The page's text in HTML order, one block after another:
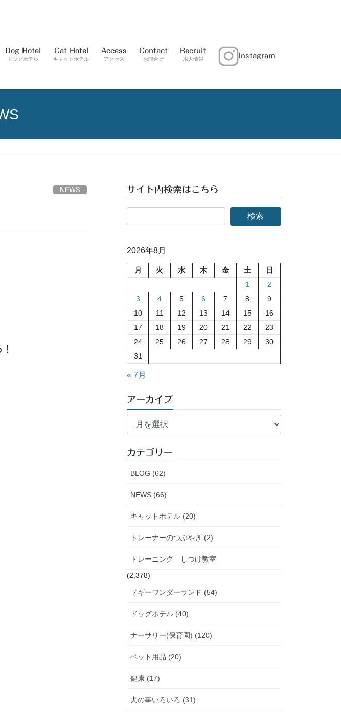
Dog Hotel
ドッグホテル
Cat Hotel
キャットホテル
Access
アクセス
Contact
お問合せ
Recruit
求人情報 Instagram
NEWS サイト内検索はこちら
2026年8月
月 火 水 木 金 土
日
1
2
3
4 5 6 7 8
9
10
11 12 13 14 15
16
17
18 19 20 21 22
23
24
25 26 27 28 29
30
31
« 7月
アーカイブ
ア
イ
ブ
カテゴリー
BLOG (62)
NEWS (66)
キャットホテル (20)
トレーナーのつぶやき (2)
トレーニング しつけ教室
(2,378)
ドギーワンダーランド (54)
ドッグホテル (40)
ナーサリー(保育園) (120)
ペット用品 (20)
健康 (17)
犬の事いろいろ (31)